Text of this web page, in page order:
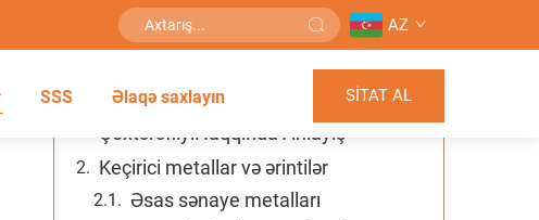
AZ
SSS Əlaqə saxlayın SİTAT AL
Mündəricat
Tel ilə EDM Materiallarının Emalının
ÇoxtərəfliyiHaqqında Anlayış
Keçirici metallar və ərintilər
Əsas sənaye metalları